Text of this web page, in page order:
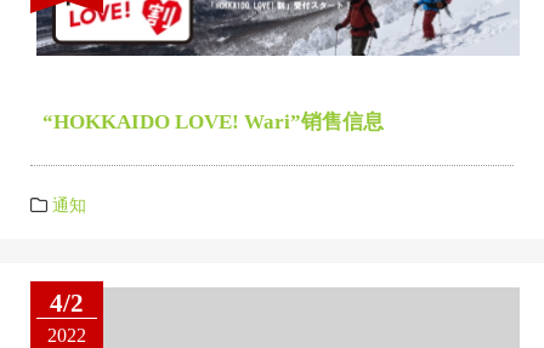
“HOKKAIDO LOVE! Wari”销售信息
通知
4/2
2022